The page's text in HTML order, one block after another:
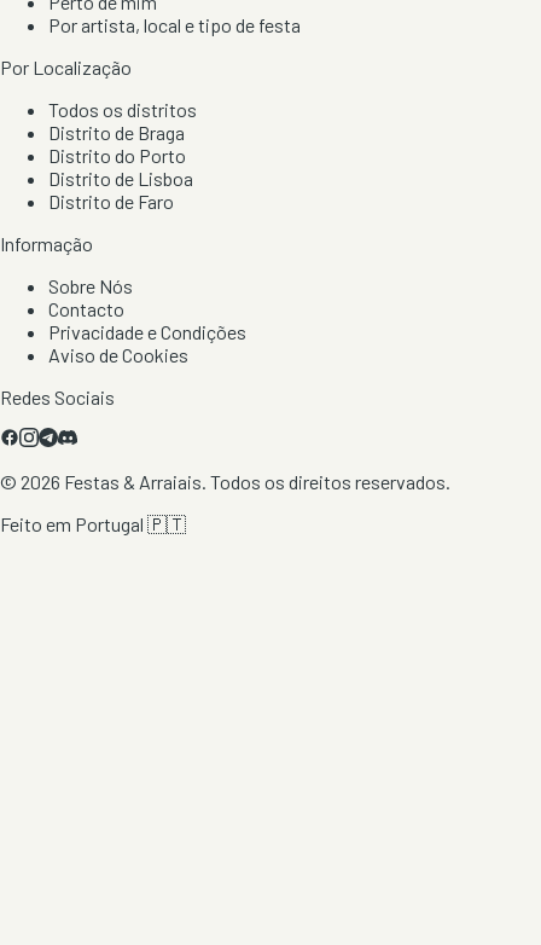
Por artista, local e tipo de festa
Por Localização
Todos os distritos
Distrito de Braga
Distrito do Porto
Distrito de Lisboa
Distrito de Faro
Informação
Sobre Nós
Contacto
Privacidade e Condições
Aviso de Cookies
Redes Sociais
© 2026 Festas & Arraiais. Todos os direitos reservados.
Feito em Portugal 🇵🇹